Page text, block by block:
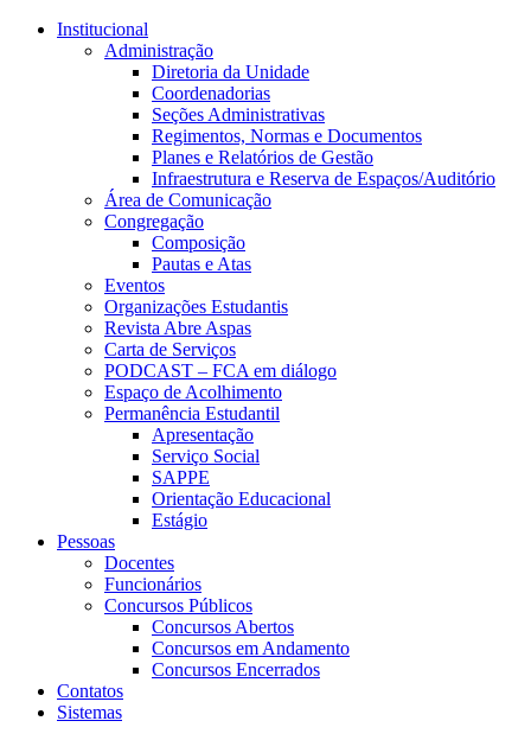
Conteúdo principal
Institucional
Administração
Diretoria da Unidade
Coordenadorias
Seções Administrativas
Regimentos, Normas e Documentos
Planes e Relatórios de Gestão
Infraestrutura e Reserva de Espaços/Auditório
Área de Comunicação
Congregação
Composição
Pautas e Atas
Eventos
Organizações Estudantis
Revista Abre Aspas
Carta de Serviços
PODCAST – FCA em diálogo
Espaço de Acolhimento
Permanência Estudantil
Apresentação
Serviço Social
SAPPE
Orientação Educacional
Estágio
Pessoas
Docentes
Funcionários
Concursos Públicos
Concursos Abertos
Concursos em Andamento
Concursos Encerrados
Contatos
Sistemas